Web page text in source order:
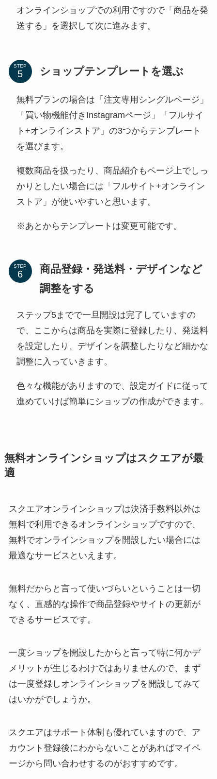
オンラインショップでの利用ですので「商品を発
送する」を選択して次に進みます。
STEP ショップテンプレートを選ぶ
無料プランの場合は「注文専用シングルページ」
「買い物機能付きInstagramページ」「フルサイ
ト+オンラインストア」の3つからテンプレート
を選びます。
複数商品を扱ったり、商品紹介もページ上でしっ
かりとしたい場合には「フルサイト+オンライン
ストア」が使いやすいと思います。
※あとからテンプレートは変更可能です。
STEP
商品登録・発送料・デザインなど
調整をする
ステップ5までで一旦開設は完了していますの
で、ここからは商品を実際に登録したり、発送料
を設定したり、デザインを調整したりなど細かな
調整に入っていきます。
色々な機能がありますので、設定ガイドに従って
進めていけば簡単にショップの作成ができます。
無料オンラインショップはスクエアが最
適
スクエアオンラインショップは決済手数料以外は
無料で利用できるオンラインショップですので、
無料でオンラインショップを開設したい場合には
最適なサービスといえます。
無料だからと言って使いづらいということは一切
なく、直感的な操作で商品登録やサイトの更新が
できるサービスです。
一度ショップを開設したからと言って特に何かデ
メリットが生じるわけではありませんので、まず
は一度登録しオンラインショップを開設してみて
はいかがでしょうか。
スクエアはサポート体制も優れていますので、ア
カウント登録後にわからないことがあればマイペ
ージから問い合わせするのがおすすめです。